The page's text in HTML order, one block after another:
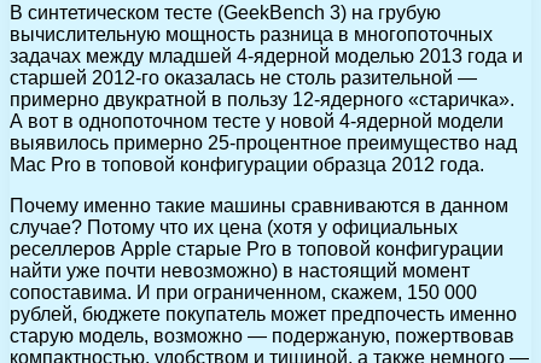
В синтетическом тесте (GeekBench 3) на грубую
вычислительную мощность разница в многопоточных
задачах между младшей 4-ядерной моделью 2013 года и
старшей 2012-го оказалась не столь разительной —
примерно двукратной в пользу 12-ядерного «старичка».
А вот в однопоточном тесте у новой 4-ядерной модели
выявилось примерно 25-процентное преимущество над
Mac Pro в топовой конфигурации образца 2012 года.
Почему именно такие машины сравниваются в данном
случае? Потому что их цена (хотя у официальных
реселлеров Apple старые Pro в топовой конфигурации
найти уже почти невозможно) в настоящий момент
сопоставима. И при ограниченном, скажем, 150 000
рублей, бюджете покупатель может предпочесть именно
старую модель, возможно — подержаную, пожертвовав
компактностью, удобством и тишиной, а также немного —